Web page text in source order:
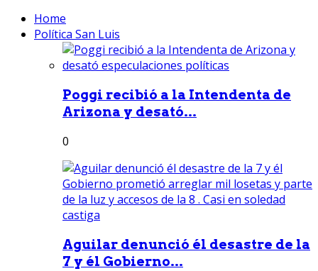
Home
Política San Luis
Poggi recibió a la Intendenta de
Arizona y desató...
0
Aguilar denunció él desastre de la
7 y él Gobierno...